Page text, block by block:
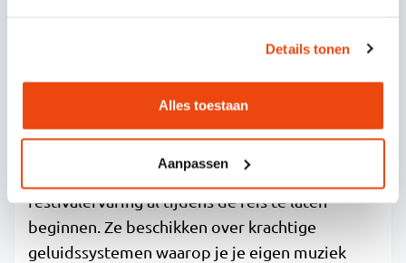
Details tonen
Alles toestaan
Aanpassen
ruimte, met luxe stoelen en meer beenruimte.
De keuze hangt ervan af of je prioriteit ligt bij
het feestje onderweg of bij comfortabel reizen.
Partybussen zijn ontworpen om de
festivalervaring al tijdens de reis te laten
beginnen. Ze beschikken over krachtige
geluidssystemen waarop je je eigen muziek